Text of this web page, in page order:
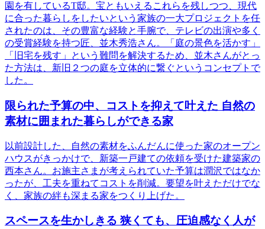
園を有しているT邸。宝ともいえるこれらを残しつつ、現代
に合った暮らしをしたいという家族の一大プロジェクトを任
されたのは、その豊富な経験と手腕で、テレビの出演や多く
の受賞経験を持つ匠、並木秀浩さん。「庭の景色を活かす」
「旧宅を残す」という難問を解決するため、並木さんがとっ
た方法は、新旧２つの庭を立体的に繋ぐというコンセプトで
した。
限られた予算の中、コストを抑えて叶えた 自然の
素材に囲まれた暮らしができる家
以前設計した、自然の素材をふんだんに使った家のオープン
ハウスがきっかけで、新築一戸建ての依頼を受けた建築家の
西本さん。お施主さまが考えられていた予算は潤沢ではなか
ったが、工夫を重ねてコストを削減。要望を叶えただけでな
く、家族の絆も深まる家をつくり上げた。
スペースを生かしきる 狭くても、圧迫感なく人が